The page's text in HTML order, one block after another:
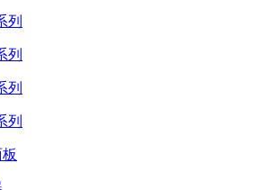
列
列
列
列